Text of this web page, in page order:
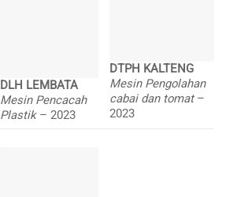
DLH LEMBATA
Mesin Pencacah
Plastik – 2023
DTPH KALTENG
Mesin Pengolahan
cabai dan tomat –
2023